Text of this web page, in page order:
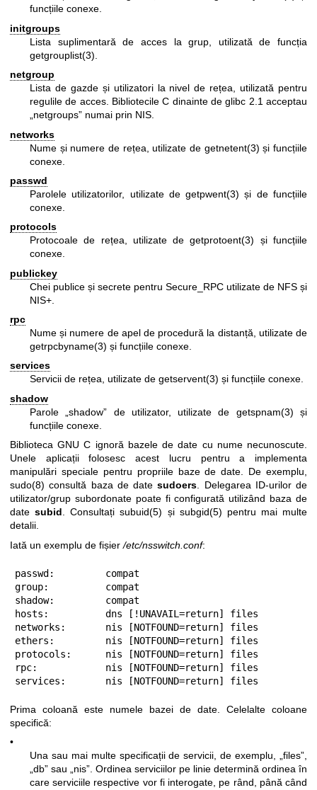
funcțiile conexe.
initgroups
Lista suplimentară de acces la grup, utilizată de funcția
getgrouplist(3)
netgroup
Lista de gazde și utilizatori la nivel de rețea, utilizată pentru
regulile de acces. Bibliotecile C dinainte de glibc 2.1 acceptau
„netgroups” numai prin NIS.
networks
Nume și numere de rețea, utilizate de getnetent(3) și funcțiile
conexe.
passwd
Parolele utilizatorilor, utilizate degetpwent(3) și de funcțiile
conexe.
protocols
Protocoale de rețea, utilizate degetprotoent(3) și funcțiile
conexe.
publickey
Chei publice și secrete pentru Secure_RPC utilizate de NFS și
NIS+.
rpc
Nume și numere de apel de procedură la distanță, utilizate de
getrpcbyname(3) și funcțiile conexe.
services
Servicii de rețea, utilizate de getservent(3) și funcțiile conexe.
shadow
Parole „shadow” de utilizator, utilizate de getspnam(3) și
funcțiile conexe.
Biblioteca GNU C ignoră bazele de date cu nume necunoscute.
Unele aplicații folosesc acest lucru pentru a implementa
manipulări speciale pentru propriile baze de date. De exemplu,
sudo(8) consultă baza de datesudoers. Delegarea ID-urilor de
utilizator/grup subordonate poate fi configurată utilizând baza de
datesubid. Consultațisubuid(5) și subgid(5) pentru mai multe
detalii.
Iată un exemplu de fișier/etc/nsswitch.conf:
passwd:         compat
group:          compat
shadow:         compat
hosts:          dns [!UNAVAIL=return] files
networks:       nis [NOTFOUND=return] files
ethers:         nis [NOTFOUND=return] files
protocols:      nis [NOTFOUND=return] files
rpc:            nis [NOTFOUND=return] files
services:       nis [NOTFOUND=return] files
Prima coloană este numele bazei de date. Celelalte coloane
specifică:
•
Una sau mai multe specificații de servicii, de exemplu, „files”,
„db” sau „nis”. Ordinea serviciilor pe linie determină ordinea în
care serviciile respective vor fi interogate, pe rând, până când